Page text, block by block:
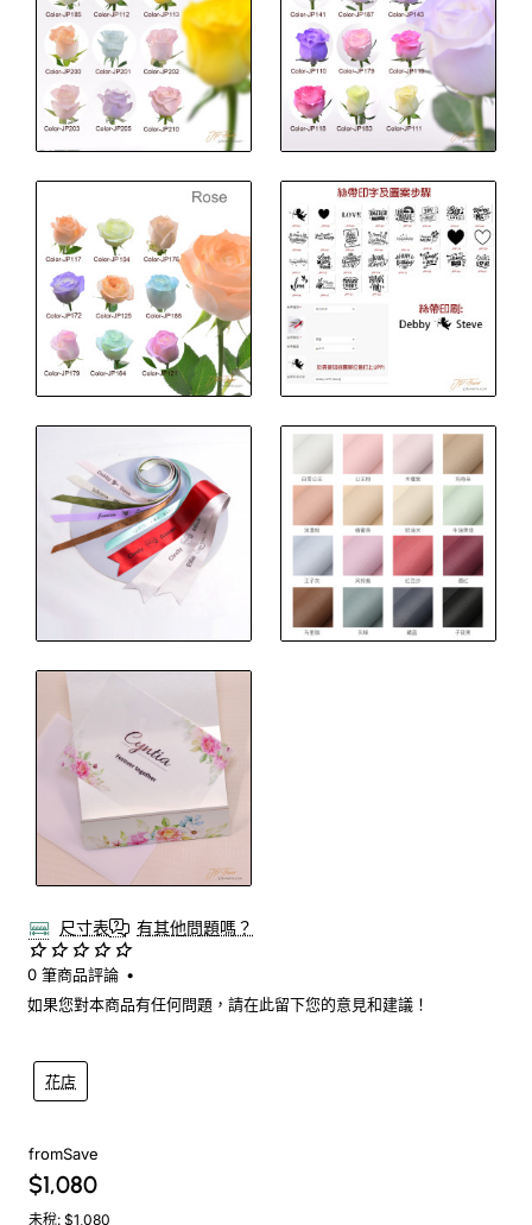
尺寸表 有其他問題嗎？
花店
0 筆商品評論 •
如果您對本商品有任何問題，請在此留下您的意見和建議！
fromSave
$1,080
未稅: $1,080